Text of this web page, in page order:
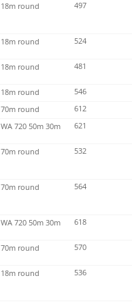
18m round 497
18m round 524
18m round 481
18m round
546
70m round
612
WA 720 50m 30m 621
70m round 532
70m round 564
WA 720 50m 30m 618
70m round 570
18m round 536